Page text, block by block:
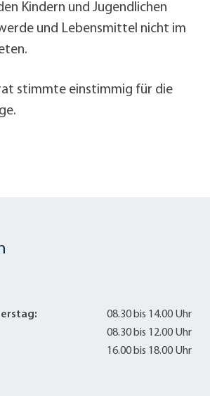
Kindern und Jugendlichen
und Lebensmittel nicht im
stimmte einstimmig für die
08.30 bis 14.00 Uhr
08.30 bis 12.00 Uhr
16.00 bis 18.00 Uhr